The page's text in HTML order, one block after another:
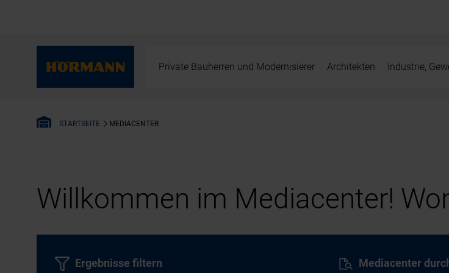
Private Bauherren und Modernisierer Architekten Industrie,
STARTSEITE MEDIACENTER
Willkommen im Mediacenter!
Mediacenter
Ergebnisse filtern